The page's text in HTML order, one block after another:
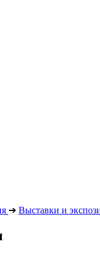
➔ Выставки и